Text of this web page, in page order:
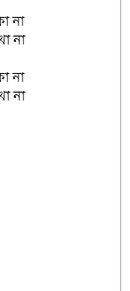
না
না
না
না